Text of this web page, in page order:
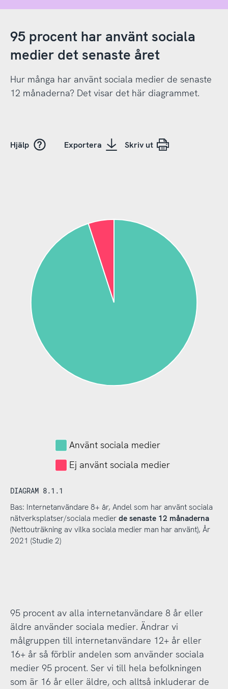
95 procent har använt sociala
medier det senaste året
Hur många har använt sociala medier de senaste
12 månaderna? Det visar det här diagrammet.
Hjälp Exportera Skriv ut
Använt sociala medier
Ej använt sociala medier
DIAGRAM 8.1.1
Bas: Internetanvändare 8+ år, Andel som har använt sociala
nätverksplatser/sociala medier de senaste 12 månaderna
(Nettouträkning av vilka sociala medier man har använt), År
2021 (Studie 2)
95 procent av alla internetanvändare 8 år eller
äldre använder sociala medier. Ändrar vi
målgruppen till internetanvändare 12+ år eller
16+ år så förblir andelen som använder sociala
medier 95 procent. Ser vi till hela befolkningen
som är 16 år eller äldre, och alltså inkluderar de